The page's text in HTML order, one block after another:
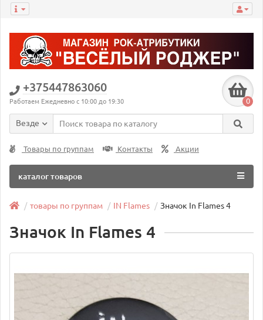
+375447863060
Работаем Ежедневно с 10:00 до 19:30 0
Везде
Товары по группам Контакты Акции
каталог товаров
товары по группам IN Flames Значок In Flames 4
Значок In Flames 4